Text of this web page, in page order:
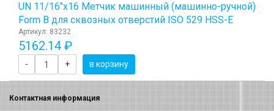
UN 11/16"х16 Метчик машинный (машинно-ручной)
Form B для сквозных отверстий ISO 529 HSS-E
Артикул: 83232
5162.14 ₽
- + в корзину
Контактная информация